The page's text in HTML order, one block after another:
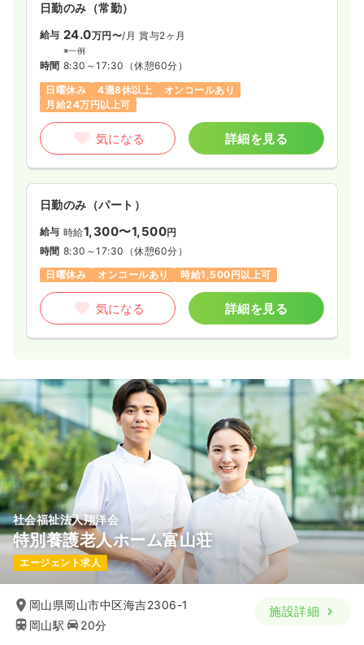
給与 29.0 万円 /月
※経験8年の例
7:30～16:30
4週8休以上
月給34万円以上可
気になる
日勤のみ（パート） 一時募集休止
給与 時給1,400〜1,450
時給1,400円以上可
気になる 詳細を見る
病棟
給与 お問い合わせください
時間 8:30～17:30（休憩60分）
担当業務未経験可
気になる 詳細を見る
介護・福祉系 正・准看護師 デイケア・デイサービス
日勤のみ（常勤） 一時募集休止
給与 19.0〜25.0 万円 /月 賞与3.2ヶ月
※一例
時間 8:30～17:30
日勤のみ（常勤）
給与 24.0万円〜/月 賞与2ヶ月
※一例
時間 8:30～17:30 （休憩60分）
日曜休み
4週8休以上
オンコールあり
月給24万円以上可
気になる 詳細を見る
日勤のみ（パート）
給与 時給1,300〜1,500円
時間 8:30～17:30 （休憩60分）
日曜休み
オンコールあり 時給1,500円以上可
気になる 詳細を見る
社会福祉法人翔洋会
特別養護老人ホーム富山荘
エージェント求人
岡山県岡山市中区海吉2306-1
岡山駅
20分
施設詳細